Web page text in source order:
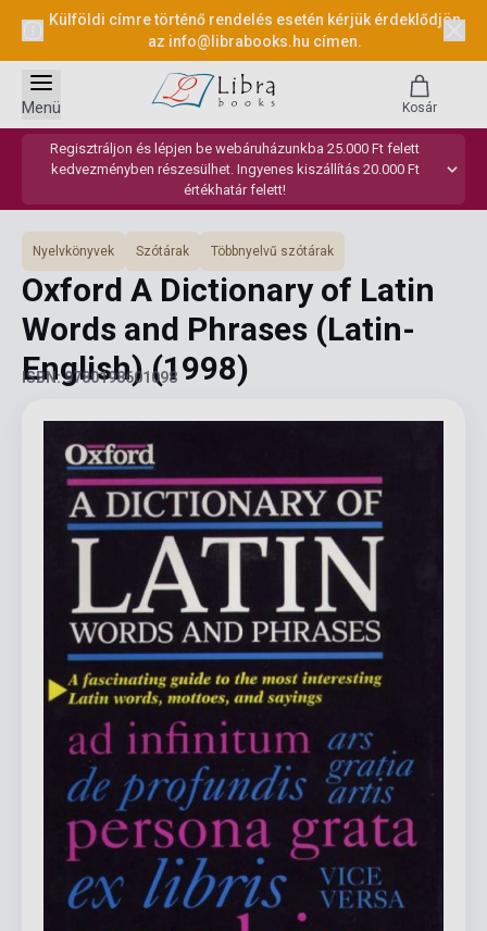
Külföldi címre történő rendelés esetén kérjük érdeklődjön
az info@librabooks.hu címen.
Regisztráljon és lépjen be webáruházunkba 25.000 Ft felett
kedvezményben részesülhet. Ingyenes kiszállítás 20.000 Ft
értékhatár felett!
Menü Kosár
Nyelvkönyvek Szótárak Többnyelvű szótárak
Oxford A Dictionary of Latin
Words and Phrases (Latin-
English)(1998)
ISBN: 9780198601098